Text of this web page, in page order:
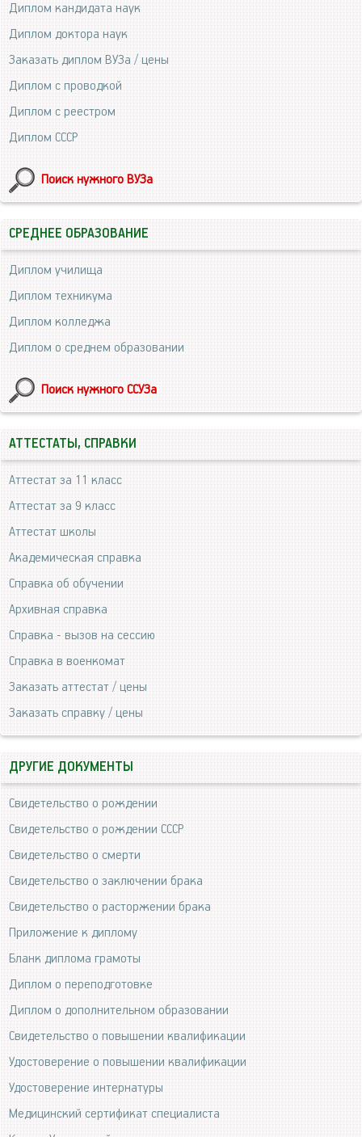
Диплом кандидата наук
Диплом доктора наук
Заказать диплом ВУЗа / цены
Диплом с проводкой
Диплом с реестром
Диплом СССР
Поиск нужного ВУЗа
СРЕДНЕЕ ОБРАЗОВАНИЕ
Диплом училища
Диплом техникума
Диплом колледжа
Диплом о среднем образовании
Поиск нужного ССУЗа
АТТЕСТАТЫ, СПРАВКИ
Аттестат за 11 класс
Аттестат за 9 класс
Аттестат школы
Академическая справка
Справка об обучении
Архивная справка
Справка - вызов на сессию
Справка в военкомат
Заказать аттестат / цены
Заказать справку / цены
ДРУГИЕ ДОКУМЕНТЫ
Свидетельство о рождении
Свидетельство о рождении СССР
Свидетельство о смерти
Свидетельство о заключении брака
Свидетельство о расторжении брака
Приложение к диплому
Бланк диплома грамоты
Диплом о переподготовке
Диплом о дополнительном образовании
Свидетельство о повышении квалификации
Удостоверение о повышении квалификации
Удостоверение интернатуры
Медицинский сертификат специалиста